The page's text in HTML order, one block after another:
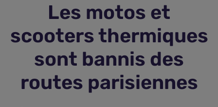
Assurance vie
Plus d'assurances
Les motos et
scooters thermiques
sont bannis des
routes parisiennes